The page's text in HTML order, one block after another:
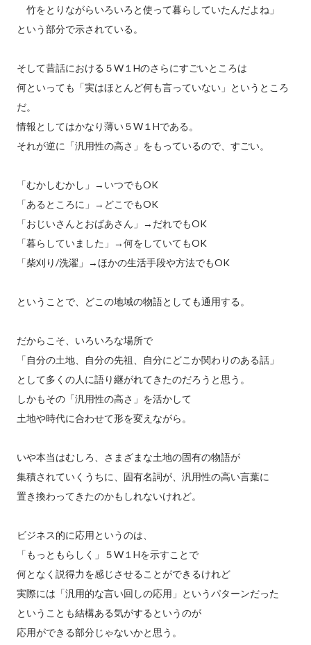
竹をとりながらいろいろと使って暮らしていたんだよね」
という部分で示されている。
そして昔話における５W１Hのさらにすごいところは
何といっても「実はほとんど何も言っていない」というところ
だ。
情報としてはかなり薄い５W１Hである。
それが逆に「汎用性の高さ」をもっているので、すごい。
「むかしむかし」→いつでもOK
「あるところに」→どこでもOK
「おじいさんとおばあさん」→だれでもOK
「暮らしていました」→何をしていてもOK
「柴刈り/洗濯」→ほかの生活手段や方法でもOK
ということで、どこの地域の物語としても通用する。
だからこそ、いろいろな場所で
「自分の土地、自分の先祖、自分にどこか関わりのある話」
として多くの人に語り継がれてきたのだろうと思う。
しかもその「汎用性の高さ」を活かして
土地や時代に合わせて形を変えながら。
いや本当はむしろ、さまざまな土地の固有の物語が
集積されていくうちに、固有名詞が、汎用性の高い言葉に
置き換わってきたのかもしれないけれど。
ビジネス的に応用というのは、
「もっともらしく」５W１Hを示すことで
何となく説得力を感じさせることができるけれど
実際には「汎用的な言い回しの応用」というパターンだった
ということも結構ある気がするというのが
応用ができる部分じゃないかと思う。